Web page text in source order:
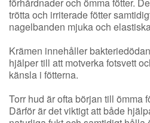
trötta och irriterade fötter
nagelbanden mjuka och
Krämen innehåller
hjälper till att motverka fotsvett
känsla i fötterna.
Torr hud är ofta början till ömma
Därför är det viktigt att både